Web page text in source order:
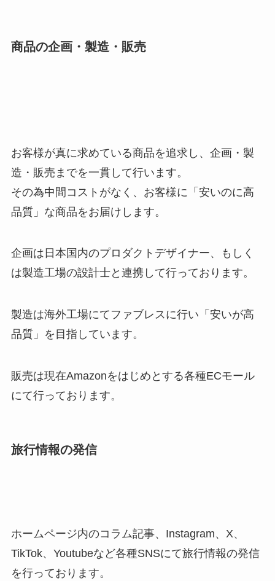
商品の企画・製造・販売
お客様が真に求めている商品を追求し、企画・製
造・販売までを一貫して行います。
その為中間コストがなく、お客様に「安いのに高
品質」な商品をお届けします。
企画は日本国内のプロダクトデザイナー、もしく
は製造工場の設計士と連携して行っております。
製造は海外工場にてファブレスに行い「安いが高
品質」を目指しています。
販売は現在Amazonをはじめとする各種ECモール
にて行っております。
旅行情報の発信
ホームページ内のコラム記事、Instagram、X、
TikTok、Youtubeなど各種SNSにて旅行情報の発信
を行っております。